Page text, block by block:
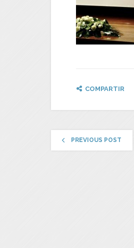
COMPARTIR
PREVIOUS POST